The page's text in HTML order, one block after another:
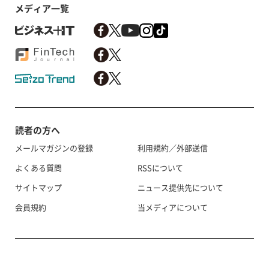
メディア一覧
読者の方へ
メールマガジンの登録
よくある質問
サイトマップ
会員規約
利用規約／外部送信
RSSについて
ニュース提供先について
当メディアについて